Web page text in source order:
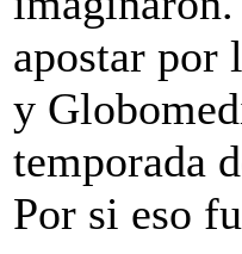
apostar por
y
temporada
Por si eso